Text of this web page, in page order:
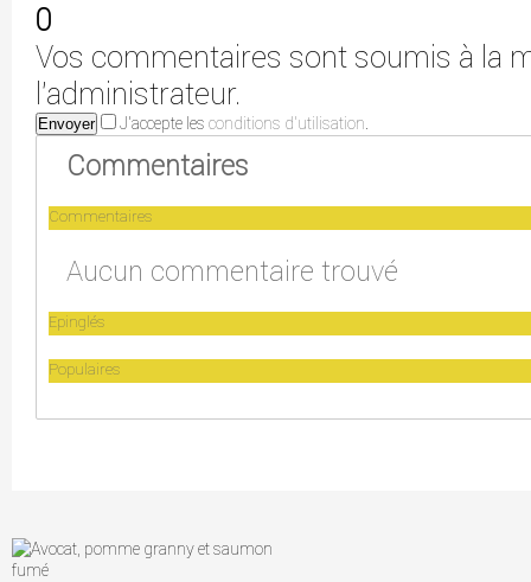
0
Vos commentaires sont soumis à la
l'administrateur.
Envoyer J'accepte les conditions d'utilisation.
Commentaires
Commentaires
Aucun commentaire trouvé
Epinglés
Populaires